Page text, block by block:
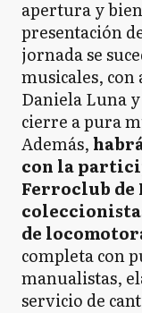
apertura y
presentación
jornada se
musicales,
Daniela Luna
cierre a pura
Además,
con la
Ferroclub de
de
completa con
manualistas,
servicio de